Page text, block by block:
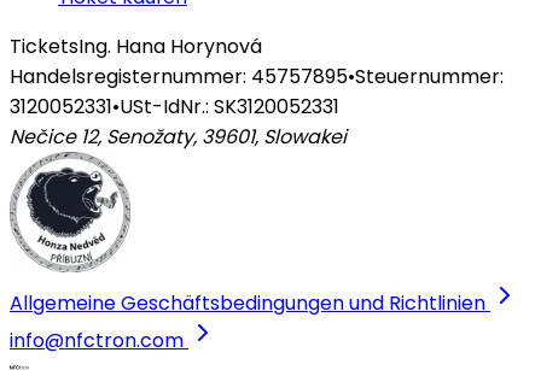
TicketsIng. Hana Horynová
Handelsregisternummer: 45757895•Steuernummer:
3120052331•USt-IdNr.: SK3120052331
Nečice 12, Senožaty, 39601, Slowakei
Allgemeine Geschäftsbedingungen und Richtlinien
info@nfctron.com